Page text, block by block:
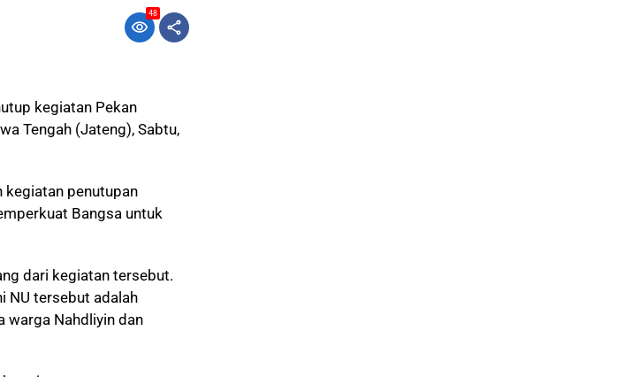
48
kegiatan Pekan
Tengah (Jateng), Sabtu,
kegiatan penutupan
Bangsa untuk
dari kegiatan tersebut.
NU tersebut adalah
warga Nahdliyin dan